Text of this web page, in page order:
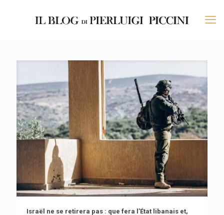
Israël ne se retirera pas : que fera l’État libanais et,